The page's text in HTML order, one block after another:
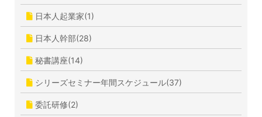
日本人起業家(1)
日本人幹部(28)
秘書講座(14)
シリーズセミナー年間スケジュール(37)
委託研修(2)